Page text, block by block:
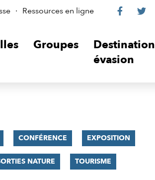
Ressources en ligne
Le
sur

Le

Groupes
Destination
évasion
CONFÉRENCE EXPOSITION
NATURE TOURISME